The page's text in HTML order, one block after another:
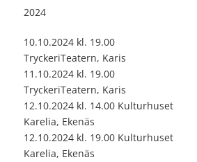
2024
10.10.2024 kl. 19.00
TryckeriTeatern, Karis
11.10.2024 kl. 19.00
TryckeriTeatern, Karis
12.10.2024 kl. 14.00 Kulturhuset
Karelia, Ekenäs
12.10.2024 kl. 19.00 Kulturhuset
Karelia, Ekenäs